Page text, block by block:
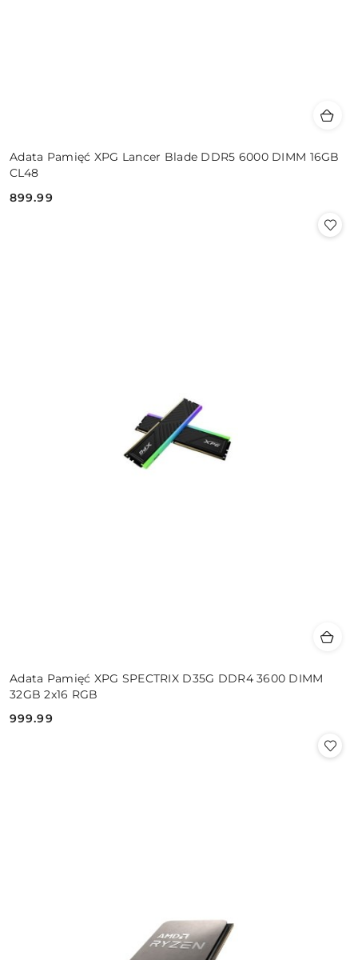
Adata Pamięć XPG Lancer Blade DDR5 6000 DIMM 16GB
CL48
Cena:
899.99
Adata Pamięć XPG SPECTRIX D35G DDR4 3600 DIMM
32GB 2x16 RGB
Cena:
999.99